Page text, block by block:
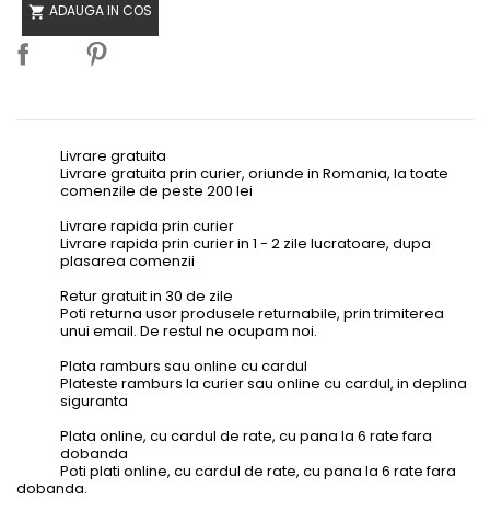
 ADAUGA IN COS
Livrare gratuita
Livrare gratuita prin curier, oriunde in Romania, la toate
comenzile de peste 200 lei
Livrare rapida prin curier
Livrare rapida prin curier in 1 - 2 zile lucratoare, dupa
plasarea comenzii
Retur gratuit in 30 de zile
Poti returna usor produsele returnabile, prin trimiterea
unui email. De restul ne ocupam noi.
Plata ramburs sau online cu cardul
Plateste ramburs la curier sau online cu cardul, in deplina
siguranta
Plata online, cu cardul de rate, cu pana la 6 rate fara
dobanda
Poti plati online, cu cardul de rate, cu pana la 6 rate fara
dobanda.